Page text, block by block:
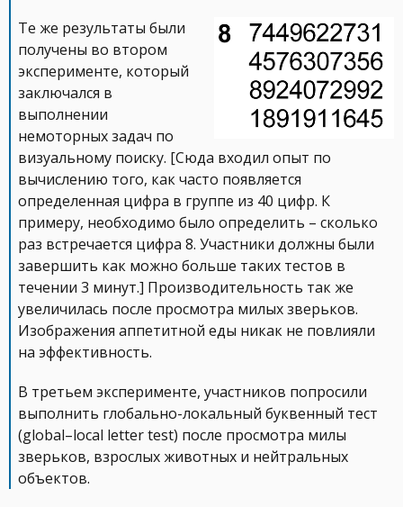
Те же результаты были
получены во втором
эксперименте, который
заключался в
выполнении
немоторных задач по
визуальному поиску. [Сюда входил опыт по
вычислению того, как часто появляется
определенная цифра в группе из 40 цифр. К
примеру, необходимо было определить – сколько
раз встречается цифра 8. Участники должны были
завершить как можно больше таких тестов в
течении 3 минут.] Производительность так же
увеличилась после просмотра милых зверьков.
Изображения аппетитной еды никак не повлияли
на эффективность.
В третьем эксперименте, участников попросили
выполнить глобально-локальный буквенный тест
(global–local letter test) после просмотра милы
зверьков, взрослых животных и нейтральных
объектов.